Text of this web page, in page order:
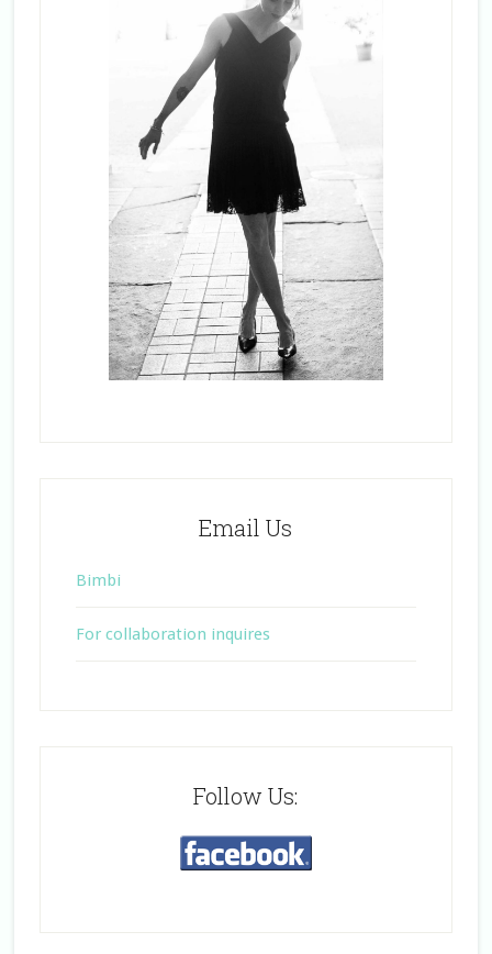
Email Us
Bimbi
For collaboration inquires
Follow Us: